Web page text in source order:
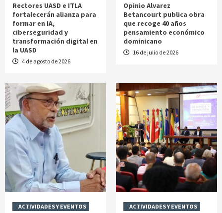
Rectores UASD e ITLA
fortalecerán alianza para
formar en IA,
ciberseguridad y
transformación digital en
la UASD
4 de agosto de 2026
Opinio Alvarez
Betancourt publica obra
que recoge 40 años
pensamiento económico
dominicano
16 de julio de 2026
ACTIVIDADES Y EVENTOS ACTIVIDADES Y EVENTOS